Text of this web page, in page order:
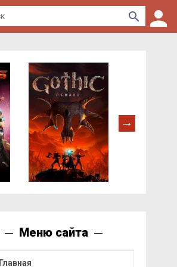
Меню сайта
Главная